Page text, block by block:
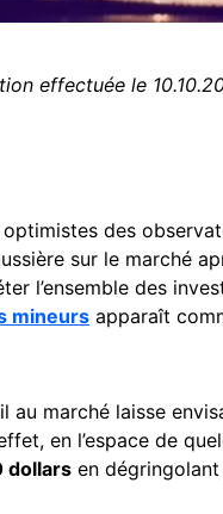
effectuée le
des
sur le marché
l’ensemble des
mineurs apparaît
au marché laisse
en l’espace de
dollars en dégringolant